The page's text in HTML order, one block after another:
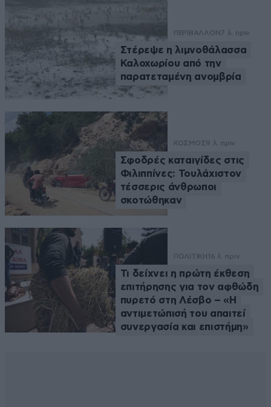
ΠΕΡΙΒΑΛΛΟΝ7 λ. πριν
Στέρεψε η λιμνοθάλασσα
Καλοχωρίου από την
παρατεταμένη ανομβρία
ΚΟΣΜΟΣ9 λ. πριν
Σφοδρές καταιγίδες στις
Φιλιππίνες: Τουλάχιστον
τέσσερις άνθρωποι
σκοτώθηκαν
ΠΟΛΙΤΙΚΗ 16 λ. πριν
Τι δείχνει η πρώτη έκθεση
επιτήρησης για τον αφθώδη
πυρετό στη Λέσβο – «Η
αντιμετώπισή του απαιτεί
συνεργασία και επιστήμη»